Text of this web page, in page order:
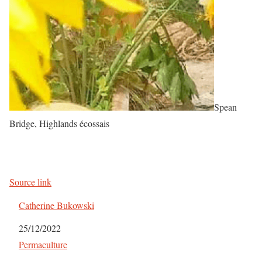
Spean
Bridge, Highlands écossais
Source link
Catherine Bukowski
Date
25/12/2022
Par rapport à
Permaculture